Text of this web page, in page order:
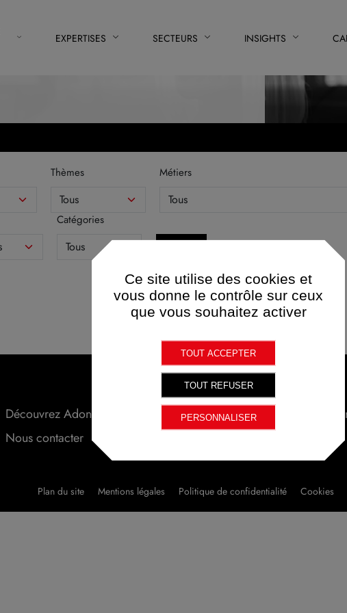
EXPERTISES SECTEURS INSIGHTS
Thèmes Métiers
Catégories
Aucun résultat trouvé.
Découvrez Adone Conseil Expertises Secteurs
Nous contacter
Plan du site Mentions légales Politique de confidentialité Cookies
Ce site utilise des cookies et
vous donne le contrôle sur ceux
que vous souhaitez activer
TOUT ACCEPTER
TOUT REFUSER
PERSONNALISER